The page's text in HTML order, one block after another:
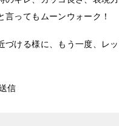
言ってもムーンウォーク！
づける様に、もう一度、レ
信